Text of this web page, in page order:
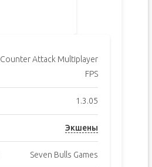
Counter Attack Multiplayer
FPS
1.3.05
Экшены
Seven Bulls Games